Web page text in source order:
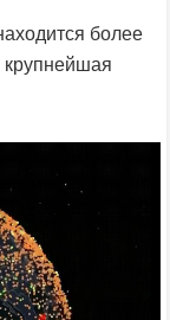
более
крупнейшая